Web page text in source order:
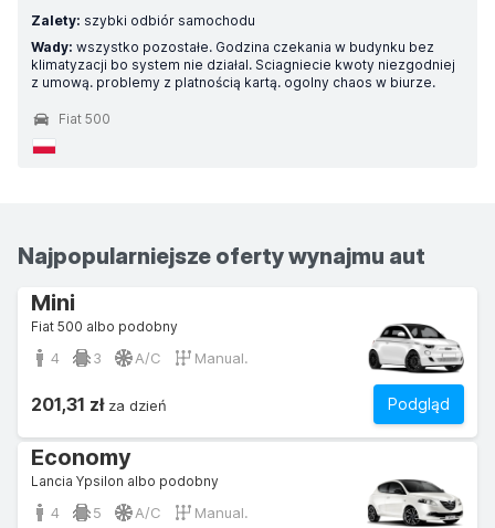
Zalety: szybki odbiór samochodu
Wady: wszystko pozostałe. Godzina czekania w budynku bez
klimatyzacji bo system nie działal. Sciagniecie kwoty niezgodniej
z umową. problemy z platnością kartą. ogolny chaos w biurze.
Fiat 500
Najpopularniejsze oferty wynajmu aut
Mini
Fiat 500 albo podobny
4 3 A/C Manual.
Podgląd
201,31 złza dzień
Economy
Lancia Ypsilon albo podobny
4 5 A/C Manual.